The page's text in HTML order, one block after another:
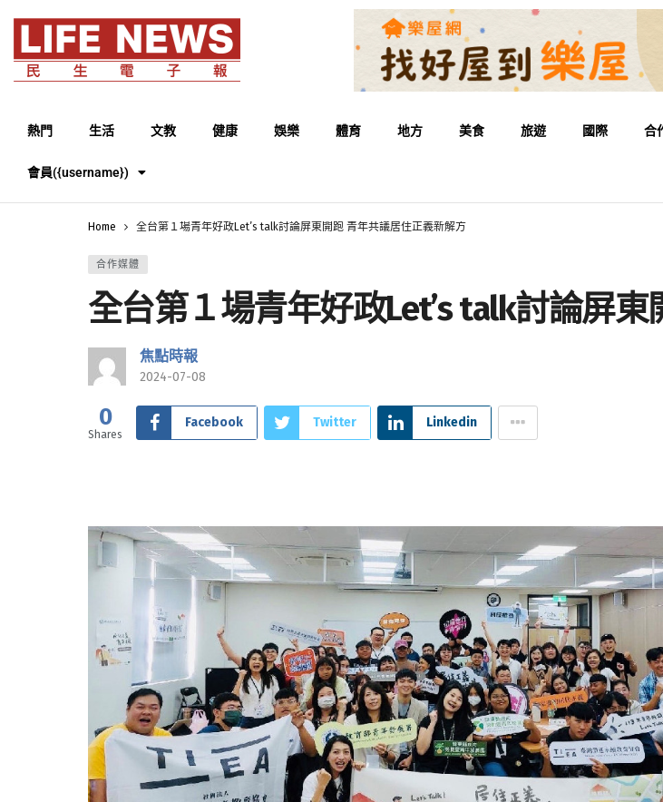
熱門 生活 文教 健康 娛樂 體育 地方 美食 旅遊 國際 合
會員({username})
Home 全台第１場青年好政Let’s talk討論屏東開跑 青年共議居住正義新解方
合作媒體
全台第１場青年好政Let’s talk討論屏
焦點時報
2024-07-08
0
Shares
Facebook Twitter Linkedin